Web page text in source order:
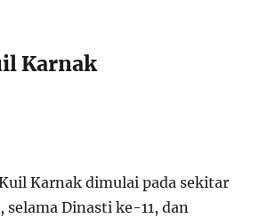
Karnak
Karnak dimulai pada sekitar
selama Dinasti ke-11, dan